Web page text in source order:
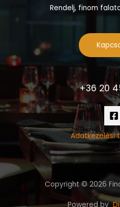
Rendelj, finom
+36 20
Adatkezelési
Copyright © 2026
Powered by